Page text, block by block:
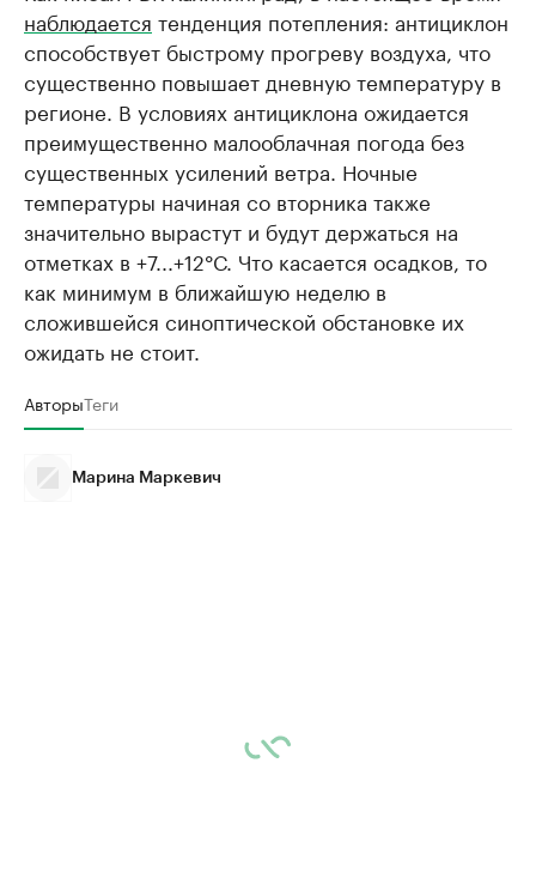
наблюдается тенденция потепления: антициклон
способствует быстрому прогреву воздуха, что
существенно повышает дневную температуру в
регионе. В условиях антициклона ожидается
преимущественно малооблачная погода без
существенных усилений ветра. Ночные
температуры начиная со вторника также
значительно вырастут и будут держаться на
отметках в +7...+12°С. Что касается осадков, то
как минимум в ближайшую неделю в
сложившейся синоптической обстановке их
ожидать не стоит.
АвторыТеги
Марина Маркевич